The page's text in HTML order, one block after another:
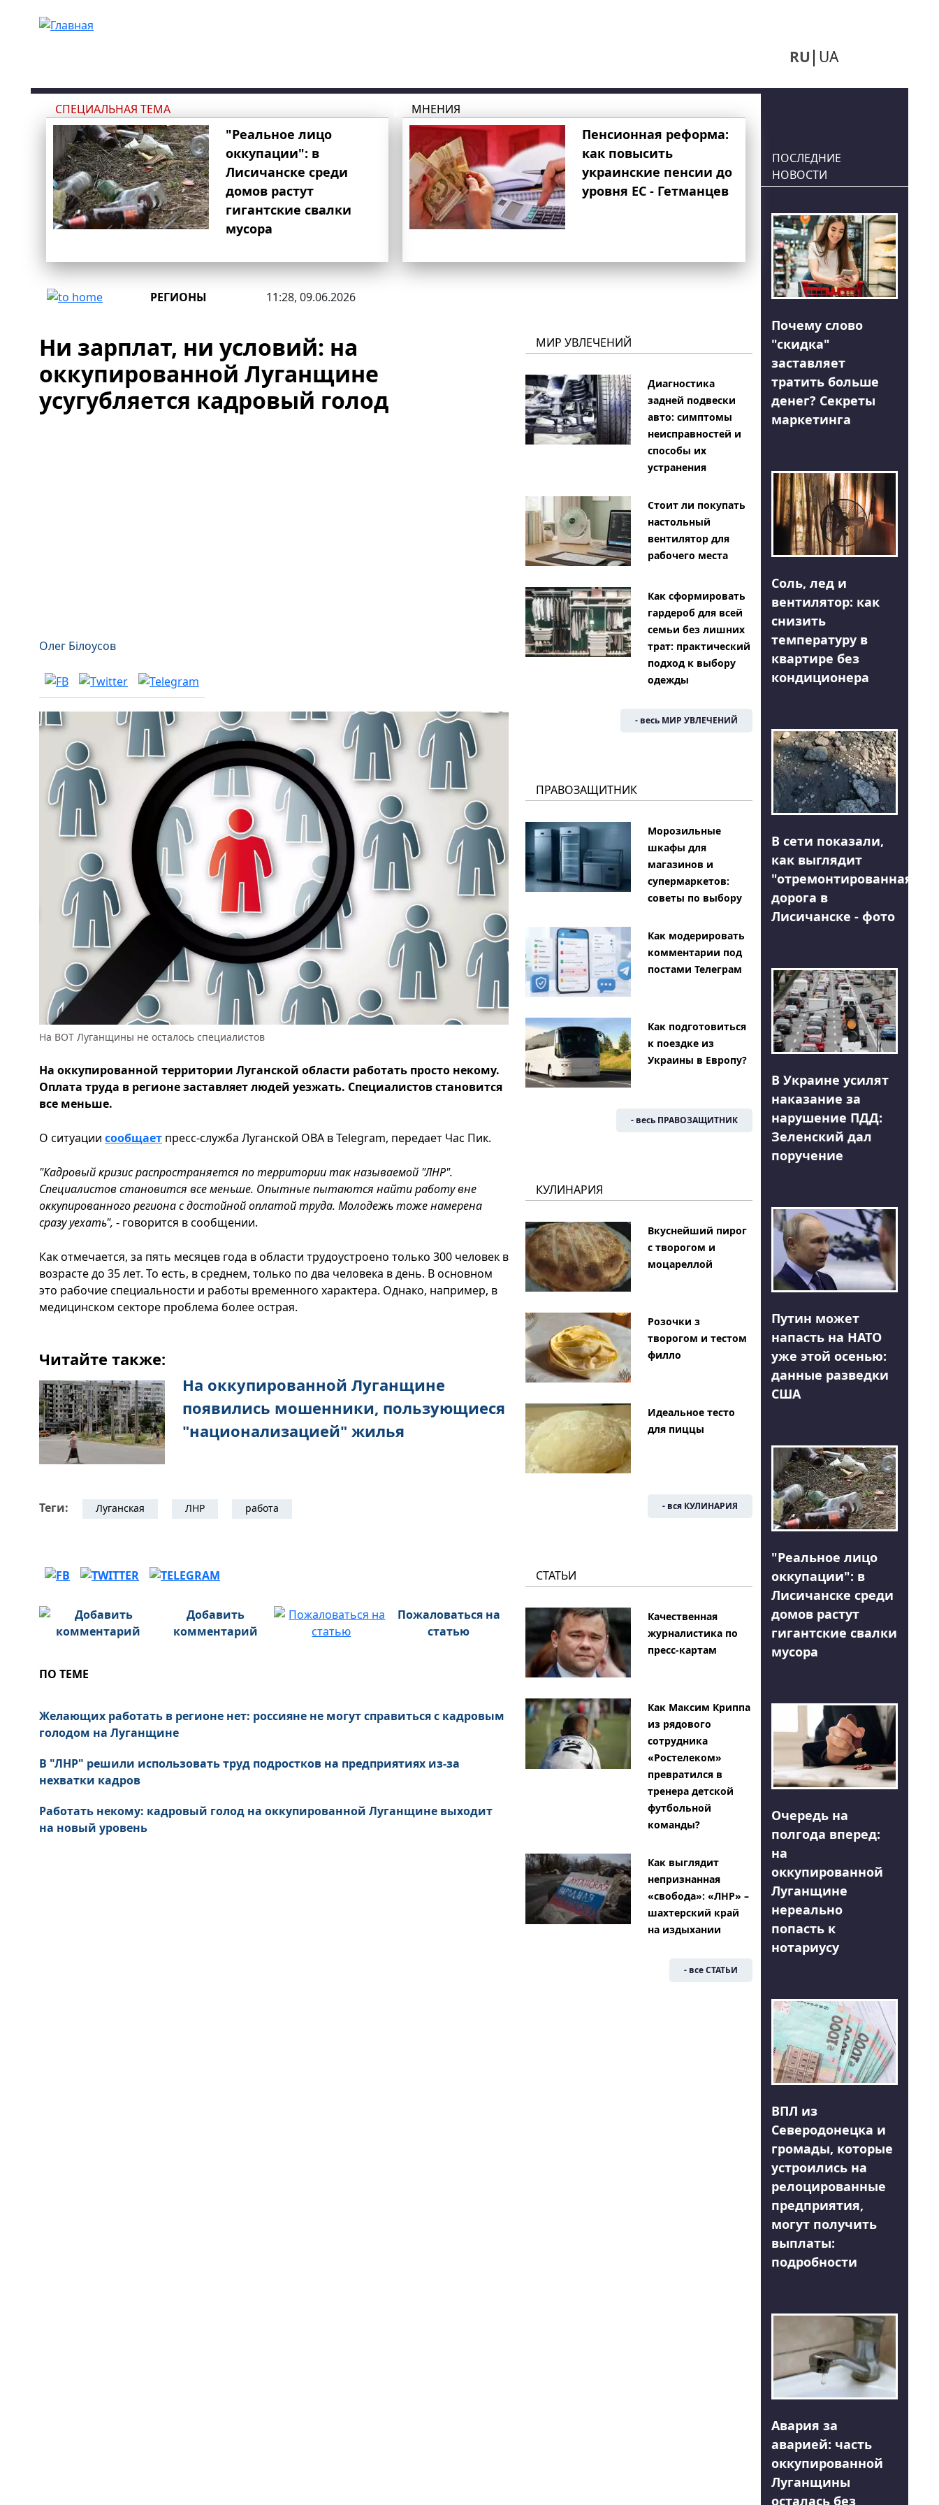
RU UA
СПЕЦИАЛЬНАЯ ТЕМА
"Реальное лицо
оккупации": в
Лисичанске среди
домов растут
гигантские свалки
мусора
МНЕНИЯ
Пенсионная реформа:
как повысить
украинские пенсии до
уровня ЕС - Гетманцев
РЕГИОНЫ 11:28, 09.06.2026
Ни зарплат, ни условий: на
оккупированной Луганщине
усугубляется кадровый голод
Олег Білоусов
На ВОТ Луганщины не осталось специалистов
На оккупированной территории Луганской области работать просто некому.
Оплата труда в регионе заставляет людей уезжать. Специалистов становится
все меньше.
О ситуации сообщает пресс-служба Луганской ОВА в Telegram, передает Час Пик.
"Кадровый кризис распространяется по территории так называемой "ЛНР".
Специалистов становится все меньше. Опытные пытаются найти работу вне
оккупированного региона с достойной оплатой труда. Молодежь тоже намерена
сразу уехать", - говорится в сообщении.
Как отмечается, за пять месяцев года в области трудоустроено только 300 человек в
возрасте до 35 лет. То есть, в среднем, только по два человека в день. В основном
это рабочие специальности и работы временного характера. Однако, например, в
медицинском секторе проблема более острая.
Читайте также:
На оккупированной Луганщине
появились мошенники, пользующиеся
"национализацией" жилья
Теги: Луганская ЛНР работа
Добавить
комментарий
Пожаловаться на
статью
ПО ТЕМЕ
Желающих работать в регионе нет: россияне не могут справиться с кадровым
голодом на Луганщине
В "ЛНР" решили использовать труд подростков на предприятиях из-за
нехватки кадров
Работать некому: кадровый голод на оккупированной Луганщине выходит
на новый уровень
МИР УВЛЕЧЕНИЙ
Диагностика
задней подвески
авто: симптомы
неисправностей и
способы их
устранения
Стоит ли покупать
настольный
вентилятор для
рабочего места
Как сформировать
гардероб для всей
семьи без лишних
трат: практический
подход к выбору
одежды
- весь МИР УВЛЕЧЕНИЙ
ПРАВОЗАЩИТНИК
Морозильные
шкафы для
магазинов и
супермаркетов:
советы по выбору
Как модерировать
комментарии под
постами Телеграм
Как подготовиться
к поездке из
Украины в Европу?
- весь ПРАВОЗАЩИТНИК
КУЛИНАРИЯ
Вкуснейший пирог
с творогом и
моцареллой
Розочки з
творогом и тестом
филло
Идеальное тесто
для пиццы
- вся КУЛИНАРИЯ
СТАТЬИ
Качественная
журналистика по
пресс-картам
Как Максим Криппа
из рядового
сотрудника
«Ростелеком»
превратился в
тренера детской
футбольной
команды?
Как выглядит
непризнанная
«свобода»: «ЛНР» –
шахтерский край
на издыхании
- все СТАТЬИ
ПОСЛЕДНИЕ
НОВОСТИ
Почему слово
"скидка"
заставляет
тратить больше
денег? Секреты
маркетинга
Соль, лед и
вентилятор: как
снизить
температуру в
квартире без
кондиционера
В сети показали,
как выглядит
"отремонтированная"
дорога в
Лисичанске - фото
В Украине усилят
наказание за
нарушение ПДД:
Зеленский дал
поручение
Путин может
напасть на НАТО
уже этой осенью:
данные разведки
США
"Реальное лицо
оккупации": в
Лисичанске среди
домов растут
гигантские свалки
мусора
Очередь на
полгода вперед:
на
оккупированной
Луганщине
нереально
попасть к
нотариусу
ВПЛ из
Северодонецка и
громады, которые
устроились на
релоцированные
предприятия,
могут получить
выплаты:
подробности
Авария за
аварией: часть
оккупированной
Луганщины
осталась без